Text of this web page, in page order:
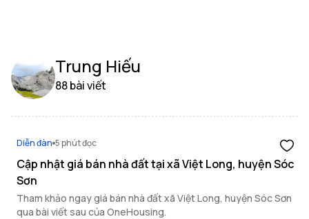
Trung Hiếu
88 bài viết
Diễn đàn 5 phút đọc
Cập nhật giá bán nhà đất tại xã Việt Long, huyện Sóc
Sơn
Tham khảo ngay giá bán nhà đất xã Việt Long, huyện Sóc Sơn
qua bài viết sau của OneHousing.